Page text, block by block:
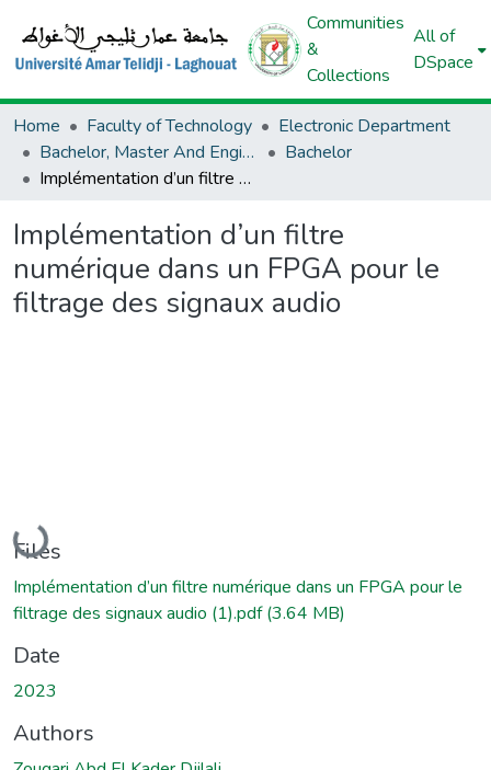
Communities
&
Collections
All of
DSpace
Home Faculty of Technology
Electronic Department
Bachelor, Master And Engineer (Electronic)
Bachelor
Implémentation d’un filtre numérique dans un FPGA pour le filtrage des signaux audio
Implémentation d’un filtre
numérique dans un FPGA pour le
filtrage des signaux audio
Loading...
Files
Implémentation d’un filtre numérique dans un FPGA pour le
filtrage des signaux audio (1).pdf(3.64 MB)
Date
2023
Authors